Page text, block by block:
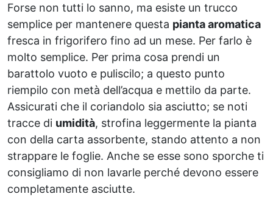
Forse non tutti lo sanno, ma esiste un trucco
semplice per mantenere questa pianta aromatica
fresca in frigorifero fino ad un mese. Per farlo è
molto semplice. Per prima cosa prendi un
barattolo vuoto e puliscilo; a questo punto
riempilo con metà dell’acqua e mettilo da parte.
Assicurati che il coriandolo sia asciutto; se noti
tracce di umidità, strofina leggermente la pianta
con della carta assorbente, stando attento a non
strappare le foglie. Anche se esse sono sporche ti
consigliamo di non lavarle perché devono essere
completamente asciutte.